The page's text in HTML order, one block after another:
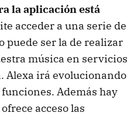
la aplicación está
acceder a una serie de
puede ser la de realizar
música en servicios
Alexa irá evolucionando
Además hay
acceso las